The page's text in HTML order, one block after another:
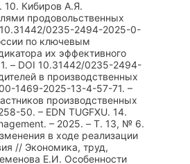
10. Кибиров А.Я.
продовольственных
10.31442/0235-2494-2025-0-
по ключевым
их эффективного
– DOI 10.31442/0235-2494-
в производственных
1469-2025-13-4-57-71. –
производственных
50. – EDN TUGFXU. 14.
– 2025. – Т. 13, № 6.
в ходе реализации
// Экономика, труд,
Е.И. Особенности